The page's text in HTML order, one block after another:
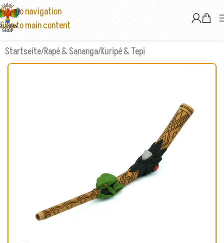
Skip to navigation
Skip to main content
Startseite/Rapé & Sananga/Kuripé & Tepi